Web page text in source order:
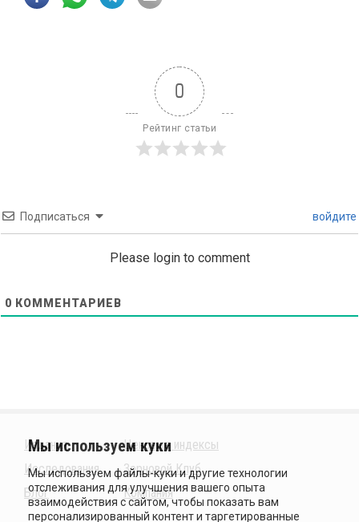
0
Рейтинг статьи
Подписаться войдите
Please login to comment
0 КОММЕНТАРИЕВ
Издания
Исследования
Блог
Ценовые индексы
Зерновой Клуб
Компания